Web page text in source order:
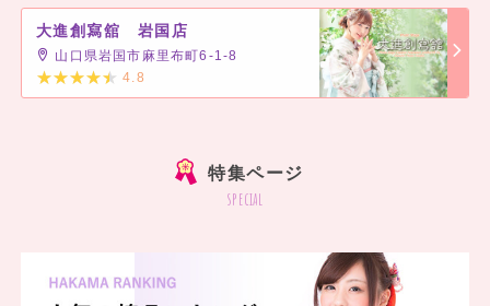
大進創寫舘 岩国店
山口県岩国市麻里布町6-1-8
4.8
特集ページ
special